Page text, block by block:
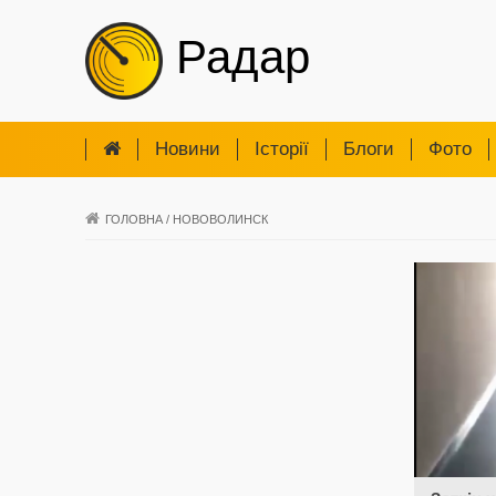
Радар
Новини Iсторії Блоги Фото
ГОЛОВНА / НОВОВОЛИНСК